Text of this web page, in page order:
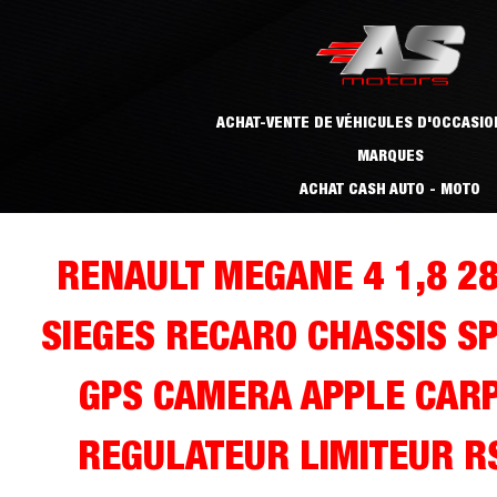
ACHAT-VENTE DE VÉHICULES
MARQUES
ACHAT CASH AUTO - MOTO
RENAULT MEGANE 4 1,8
SIEGES RECARO CHASSIS
GPS CAMERA APPLE
REGULATEUR LIMITEUR